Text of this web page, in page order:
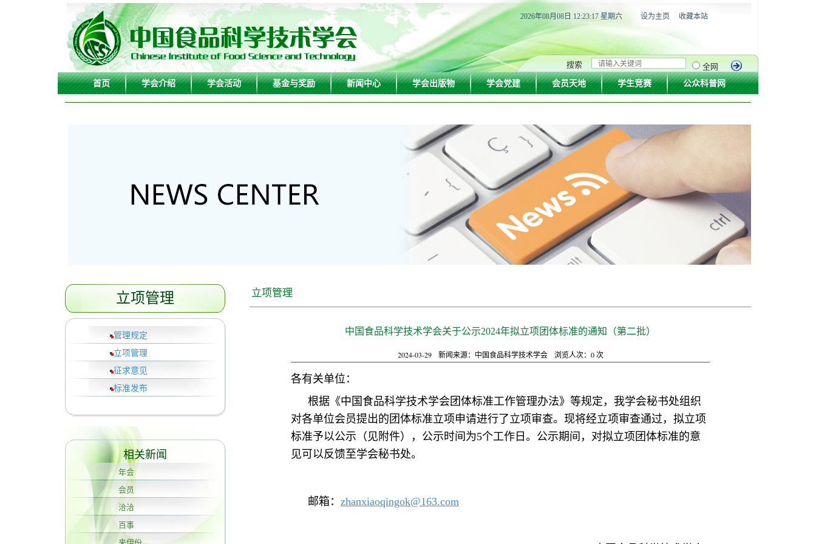
2026年08月08日 12:23:18 星期六 设为主页 收藏本站
搜索
全网
首页
学会介绍 学会活动 基金与奖励 新闻中心 学会出版物 学会党建 会员天地 学生竞赛 公众科普网
立项管理
管理规定
立项管理
征求意见
标准发布
相关新闻
年会
会员
洽洽
百事
立项管理
中国食品科学技术学会关于公示2024年拟立项团体标准的通知（第二批）
2024-03-29 新闻来源：中国食品科学技术学会 浏览人次： 0次
各有关单位：
根据《中国食品科学技术学会团体标准工作管理办法》等规定，我学会秘书处组织
对各单位会员提出的团体标准立项申请进行了立项审查。现将经立项审查通过，拟立项
标准予以公示（见附件），公示时间为5个工作日。公示期间，对拟立项团体标准的意
见可以反馈至学会秘书处。
邮箱： zhanxiaoqingok@163.com